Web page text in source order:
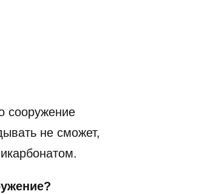
сооружение
не сможет,